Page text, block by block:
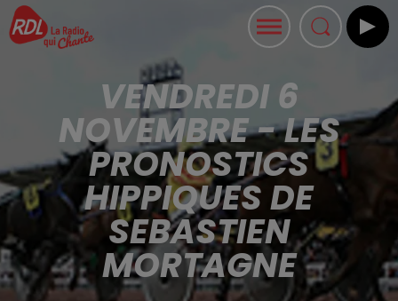
VENDREDI 6
NOVEMBRE - LES
PRONOSTICS
HIPPIQUES DE
SEBASTIEN
MORTAGNE